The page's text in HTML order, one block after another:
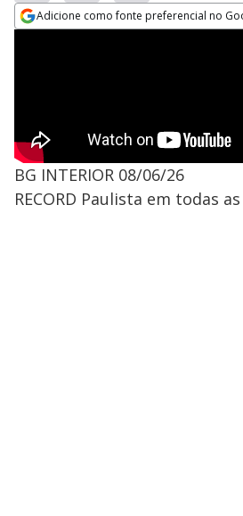
Adicione como fonte preferencial no
BG INTERIOR 08/06/26
RECORD Paulista em todas